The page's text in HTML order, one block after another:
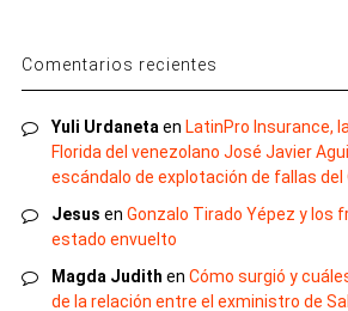
Comentarios recientes
Yuli Urdaneta en LatinPro Insurance,
Florida del venezolano José Javier
escándalo de explotación de fallas del
Jesus en Gonzalo Tirado Yépez y los
estado envuelto
Magda Judith en Cómo surgió y
de la relación entre el exministro de